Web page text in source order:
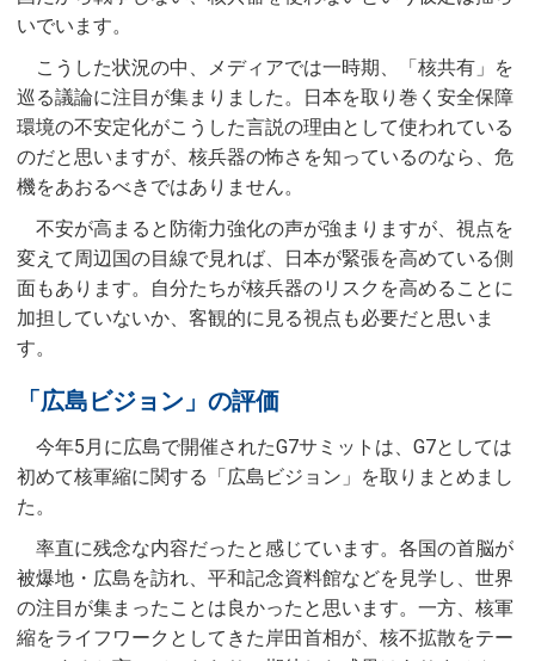
いでいます。
こうした状況の中、メディアでは一時期、「核共有」を
巡る議論に注目が集まりました。日本を取り巻く安全保障
環境の不安定化がこうした言説の理由として使われている
のだと思いますが、核兵器の怖さを知っているのなら、危
機をあおるべきではありません。
不安が高まると防衛力強化の声が強まりますが、視点を
変えて周辺国の目線で見れば、日本が緊張を高めている側
面もあります。自分たちが核兵器のリスクを高めることに
加担していないか、客観的に見る視点も必要だと思いま
す。
「広島ビジョン」の評価
今年5月に広島で開催されたG7サミットは、G7としては
初めて核軍縮に関する「広島ビジョン」を取りまとめまし
た。
率直に残念な内容だったと感じています。各国の首脳が
被爆地・広島を訪れ、平和記念資料館などを見学し、世界
の注目が集まったことは良かったと思います。一方、核軍
縮をライフワークとしてきた岸田首相が、核不拡散をテー